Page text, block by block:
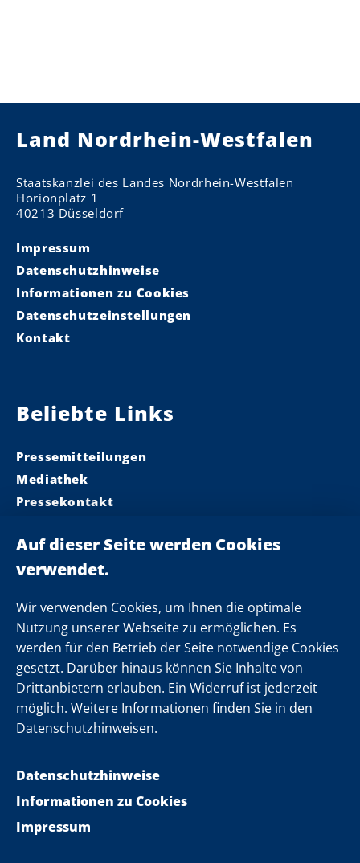
Wir verwenden Cookies, um Ihnen die optimale
Nutzung unserer Webseite zu ermöglichen. Es
werden für den Betrieb der Seite notwendige Cookies
gesetzt. Darüber hinaus können Sie Inhalte von
Drittanbietern erlauben. Ein Widerruf ist jederzeit
möglich. Weitere Informationen finden Sie in den
Datenschutzhinweisen.
Datenschutzhinweise
Impressum
Informationen zu Cookies
Land Nordrhein-Westfalen
Staatskanzlei des Landes Nordrhein-Westfalen
Horionplatz 1
40213 Düsseldorf
Impressum
Datenschutzhinweise
Informationen zu Cookies
Datenschutzeinstellungen
Kontakt
Beliebte Links
Pressemitteilungen
Mediathek
Pressekontakt
Landeskabinett
Einsamkeit
Folgen Sie uns